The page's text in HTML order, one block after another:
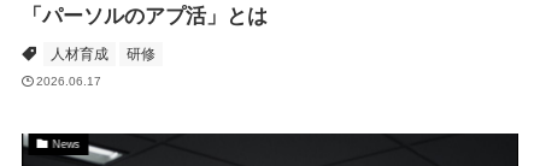
「パーソルのアプ活」とは
人材育成 研修
2026.06.17
News